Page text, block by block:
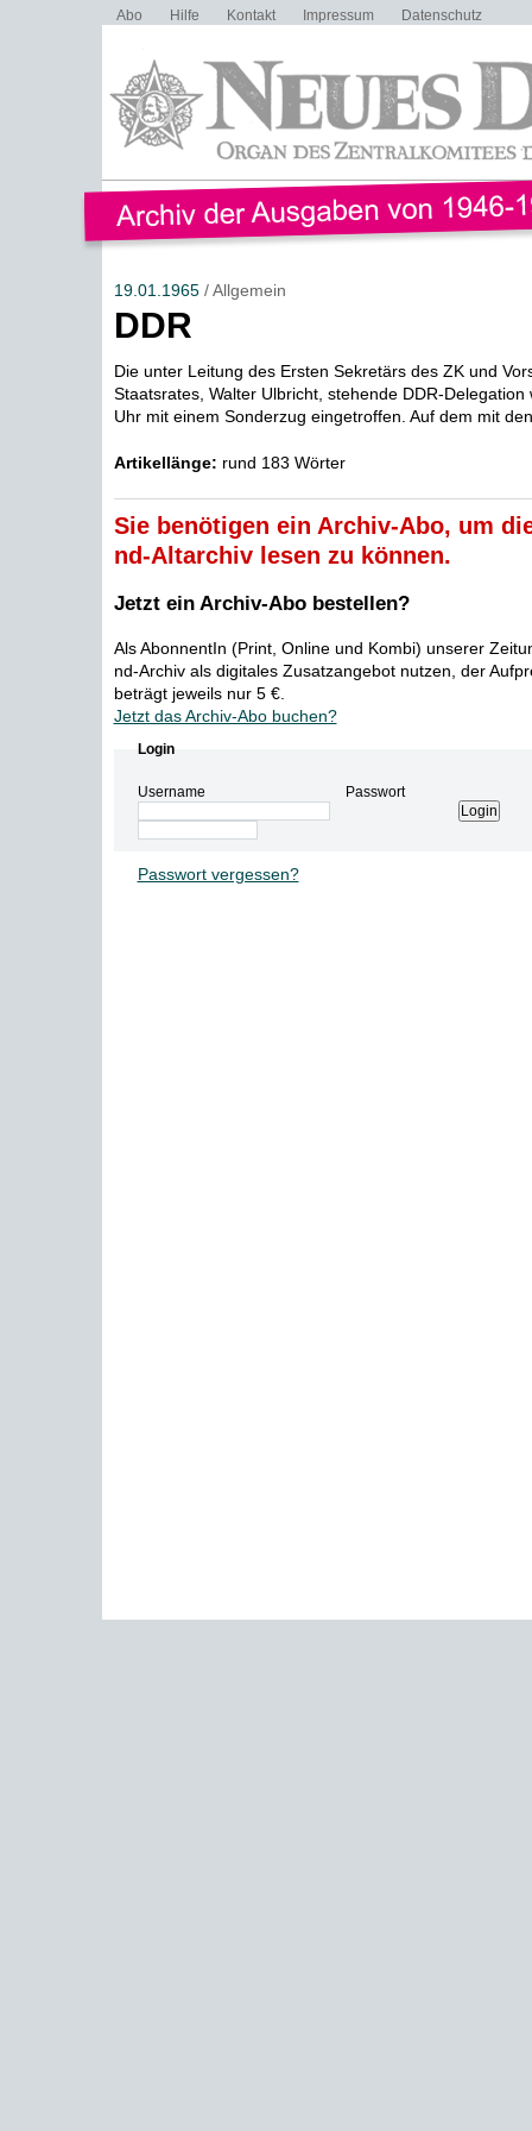
Abo Hilfe Kontakt Impressum Datenschutz
19.01.1965/ Allgemein
DDR
Die unter Leitung des Ersten Sekretärs des ZK und
Staatsrates, Walter Ulbricht, stehende DDR-Delegation
Uhr mit einem Sonderzug eingetroffen. Auf dem mit
Artikellänge: rund 183 Wörter
Sie benötigen ein Archiv-Abo, um
nd-Altarchiv lesen zu können.
Jetzt ein Archiv-Abo bestellen?
Als AbonnentIn (Print, Online und Kombi) unserer
nd-Archiv als digitales Zusatzangebot nutzen, der
beträgt jeweils nur 5 €.
Jetzt das Archiv-Abo buchen?
Login
Username Passwort
Passwort vergessen?